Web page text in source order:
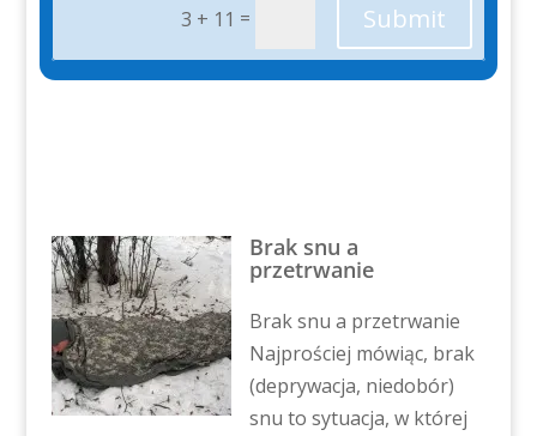
3 + 11 = Submit
Brak snu a
przetrwanie
Brak snu a przetrwanie
Najprościej mówiąc, brak
(deprywacja, niedobór)
snu to sytuacja, w której